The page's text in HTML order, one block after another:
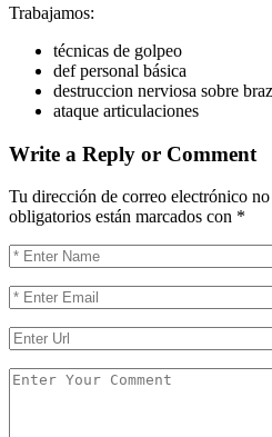
Trabajamos:
técnicas de golpeo
def personal básica
destruccion nerviosa sobre
ataque articulaciones
Write a Reply or Comment
Tu dirección de correo electrónico
obligatorios están marcados con *